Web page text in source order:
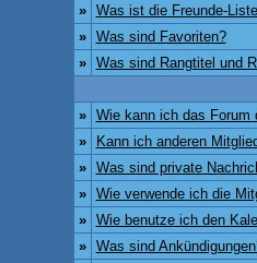
»
Was ist die Freunde-
»
Was sind Favoriten?
»
Was sind Rangtitel und
»
Wie kann ich das Forum
»
Kann ich anderen
»
Was sind private
»
Wie verwende ich die
»
Wie benutze ich den
»
Was sind